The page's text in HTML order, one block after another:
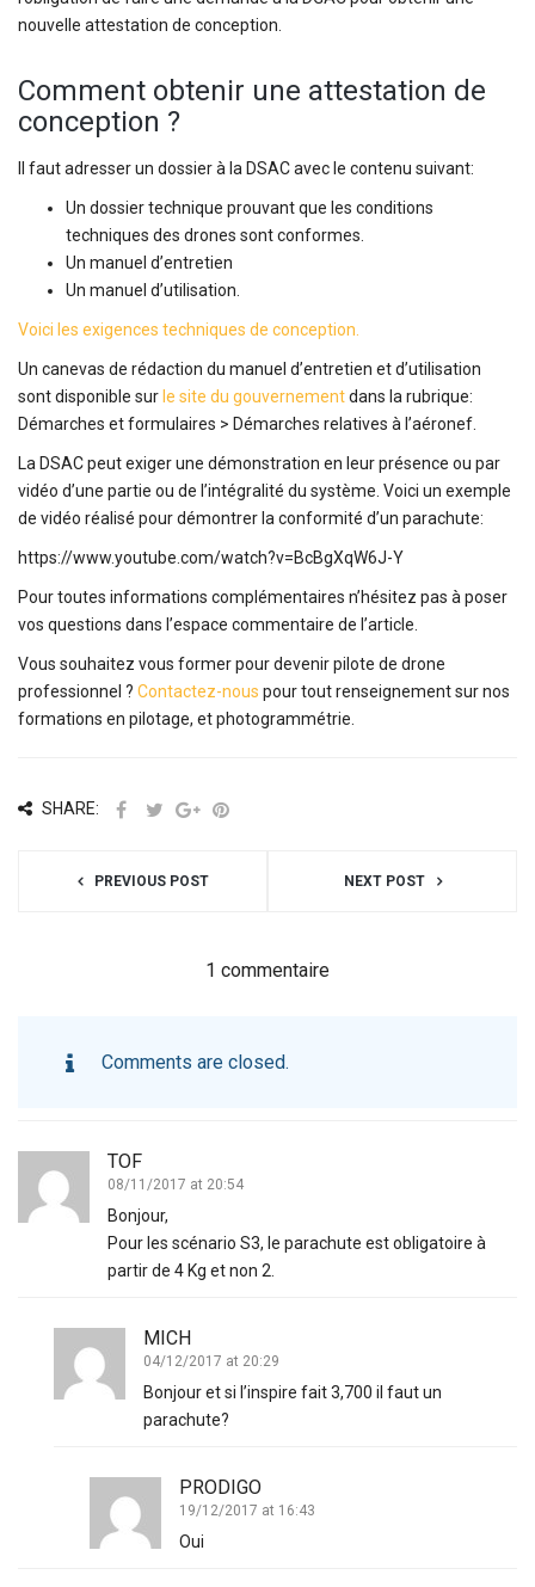
nouvelle attestation de conception.
Comment obtenir une attestation de
conception ?
Il faut adresser un dossier à la DSAC avec le contenu suivant:
Un dossier technique prouvant que les conditions
techniques des drones sont conformes.
Un manuel d’entretien
Un manuel d’utilisation.
Voici les exigences techniques de conception.
Un canevas de rédaction du manuel d’entretien et d’utilisation
sont disponible sur le site du gouvernementdans la rubrique:
Démarches et formulaires > Démarches relatives à l’aéronef.
La DSAC peut exiger une démonstration en leur présence ou par
vidéo d’une partie ou de l’intégralité du système. Voici un exemple
de vidéo réalisé pour démontrer la conformité d’un parachute:
https://www.youtube.com/watch?v=BcBgXqW6J-Y
Pour toutes informations complémentaires n’hésitez pas à poser
vos questions dans l’espace commentaire de l’article.
Vous souhaitez vous former pour devenir pilote de drone
professionnel ? Contactez-nous pour tout renseignement sur nos
formations en pilotage, et photogrammétrie.
SHARE:
PREVIOUS POST NEXT POST
1 commentaire
Comments are closed.
TOF
08/11/2017 at 20:54
Bonjour,
Pour les scénario S3, le parachute est obligatoire à
partir de 4 Kg et non 2.
MICH
04/12/2017 at 20:29
Bonjour et si l’inspire fait 3,700 il faut un
parachute?
PRODIGO
19/12/2017 at 16:43
Oui